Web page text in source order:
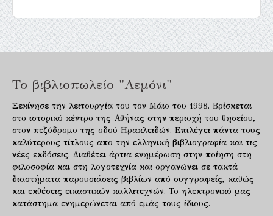
Το βιβλιοπωλείο "Λεμόνι"
Ξεκίνησε την λειτουργία του τον Μάιο του 1998. Βρίσκεται
στο ιστορικό κέντρο της Αθήνας στην περιοχή του θησείου,
στον πεζόδρομο της οδού Ηρακλειδών. Επιλέγει πάντα τους
καλύτερους τίτλους απο την ελληνική βιβλιογραφία και τις
νέες εκδόσεις. Διαθέτει άρτια ενημέρωση στην ποίηση στη
φιλοσοφία και στη λογοτεχνία και οργανώνει σε τακτά
διαστήματα παρουσιάσεις βιβλίων από συγγραφείς, καθώς
και εκθέσεις εικαστικών καλλιτεχνών. Το ηλεκτρονικό μας
κατάστημα ενημερώνεται από εμάς τους ίδιους.